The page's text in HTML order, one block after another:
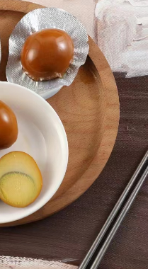
广东调味品
广东鸡蛋壳粉
广东新东方食品
广东食品代加工
广东精忠报国八大锤典故版
广东盐焗味卤蛋
- 广东泡椒味卤蛋
- 广东蜜汁味卤蛋